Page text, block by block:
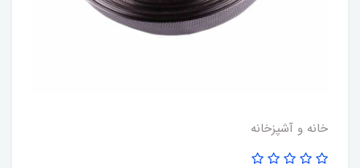
خانه و آشپزخانه